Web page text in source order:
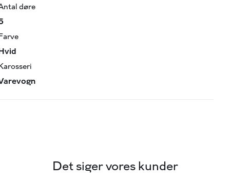
døre
Farve
Hvid
Det siger vores kunder